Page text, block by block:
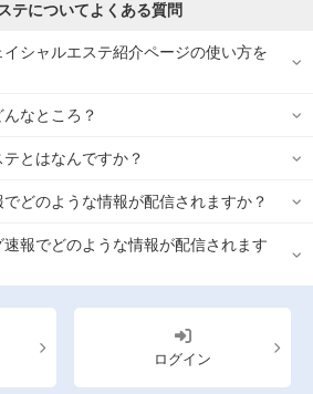
テについてよくある質問
シャルエステ紹介ページの使い方を
なところ？
とはなんですか？
でどのような情報が配信されますか？
報でどのような情報が配信されます
ログイン